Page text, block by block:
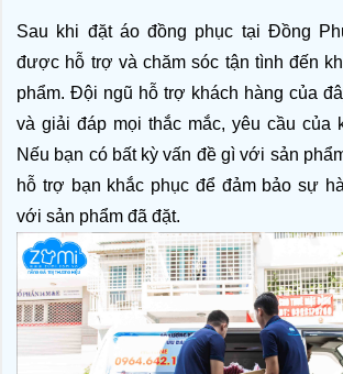
Sau khi đặt áo đồng phục tại Đồng
được hỗ trợ và chăm sóc tận tình đến
phẩm. Đội ngũ hỗ trợ khách hàng của
và giải đáp mọi thắc mắc, yêu cầu của
Nếu bạn có bất kỳ vấn đề gì với sản
hỗ trợ bạn khắc phục để đảm bảo sự
với sản phẩm đã đặt.